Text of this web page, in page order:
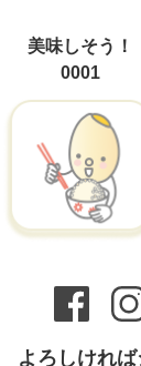
美味しそう！
0001
よろしけれ